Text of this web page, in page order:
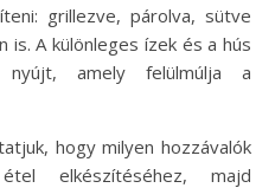
grillezve, párolva, sütve
A különleges ízek és a hús
amely felülmúlja a
hogy milyen hozzávalók
elkészítéséhez, majd